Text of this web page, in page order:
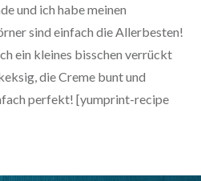
und ich habe meinen
sind einfach die Allerbesten!
ein kleines bisschen verrückt
die Creme bunt und
perfekt! [yumprint-recipe